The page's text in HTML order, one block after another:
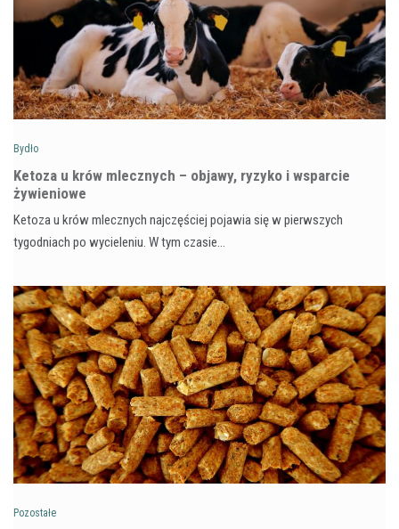
Bydło
Ketoza u krów mlecznych – objawy, ryzyko i wsparcie
żywieniowe
Ketoza u krów mlecznych najczęściej pojawia się w pierwszych
tygodniach po wycieleniu. W tym czasie…
Pozostałe